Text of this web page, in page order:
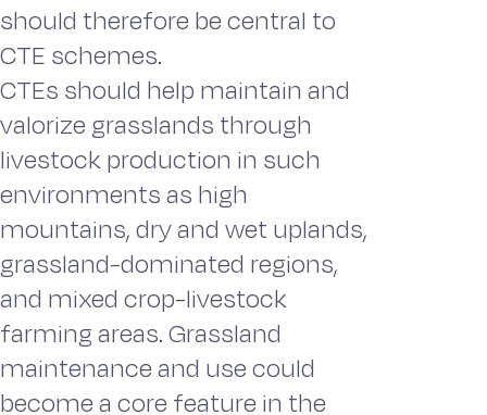
should therefore be central to
CTE schemes.
CTEs should help maintain and
valorize grasslands through
livestock production in such
environments as high
mountains, dry and wet uplands,
grassland-dominated regions,
and mixed crop-livestock
farming areas. Grassland
maintenance and use could
become a core feature in the